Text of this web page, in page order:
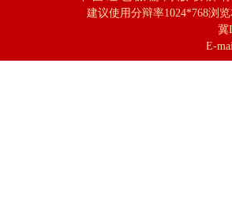
建议使用分辩率1024*768浏
冀
E-